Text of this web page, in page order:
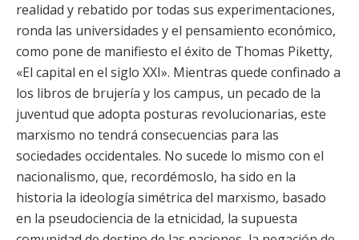
realidad y rebatido por todas sus experimentaciones,
ronda las universidades y el pensamiento económico,
como pone de manifiesto el éxito de Thomas Piketty,
«El capital en el siglo XXI». Mientras quede confinado a
los libros de brujería y los campus, un pecado de la
juventud que adopta posturas revolucionarias, este
marxismo no tendrá consecuencias para las
sociedades occidentales. No sucede lo mismo con el
nacionalismo, que, recordémoslo, ha sido en la
historia la ideología simétrica del marxismo, basado
en la pseudociencia de la etnicidad, la supuesta